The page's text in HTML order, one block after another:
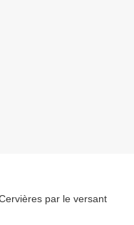
par le versant